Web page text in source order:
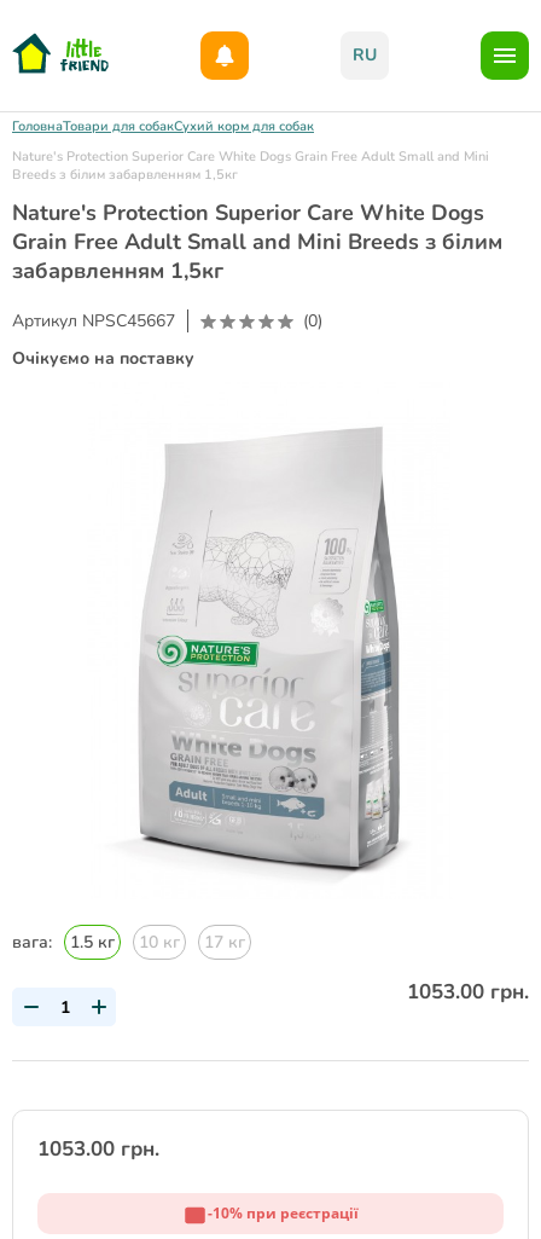
RU
ГоловнаТовари для собакСухий корм для собак
Nature's Protection Superior Care White Dogs Grain Free Adult Small and Mini
Breeds з білим забарвленням 1,5кг
Nature's Protection Superior Care White Dogs
Grain Free Adult Small and Mini Breeds з білим
забарвленням 1,5кг
Артикул NPSC45667
(0)
Очікуємо на поставку
вага: 1.5 кг 10 кг 17 кг
1053.00 грн.
1053.00 грн.
-10% при реєстрації